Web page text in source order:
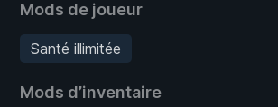
Mods de joueur
Santé illimitée
Mods d’inventaire